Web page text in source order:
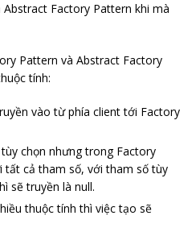
Factory Pattern khi mà
Pattern và Abstract Factory
tính:
vào từ phía client tới Factory
chọn nhưng trong Factory
tất cả tham số, với tham số tùy
sẽ truyền là null.
thuộc tính thì việc tạo sẽ